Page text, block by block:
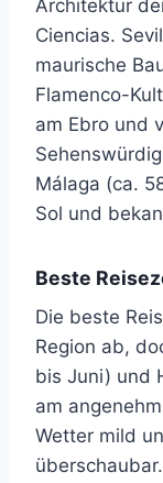
Architektur
Ciencias.
maurische
Flamenco-
am Ebro und
Málaga (ca.
Sol und
Beste
Die beste
Region ab,
bis Juni) und
am
Wetter mild